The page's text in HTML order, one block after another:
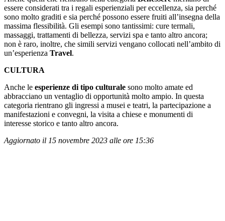
essere considerati tra i regali esperienziali per eccellenza, sia perché
sono molto graditi e sia perché possono essere fruiti all’insegna della
massima flessibilità. Gli esempi sono tantissimi: cure termali,
massaggi, trattamenti di bellezza, servizi spa e tanto altro ancora;
non è raro, inoltre, che simili servizi vengano collocati nell’ambito di
un’esperienza Travel.
CULTURA
Anche le esperienze di tipo culturale sono molto amate ed
abbracciano un ventaglio di opportunità molto ampio. In questa
categoria rientrano gli ingressi a musei e teatri, la partecipazione a
manifestazioni e convegni, la visita a chiese e monumenti di
interesse storico e tanto altro ancora.
Aggiornato il 15 novembre 2023 alle ore 15:36